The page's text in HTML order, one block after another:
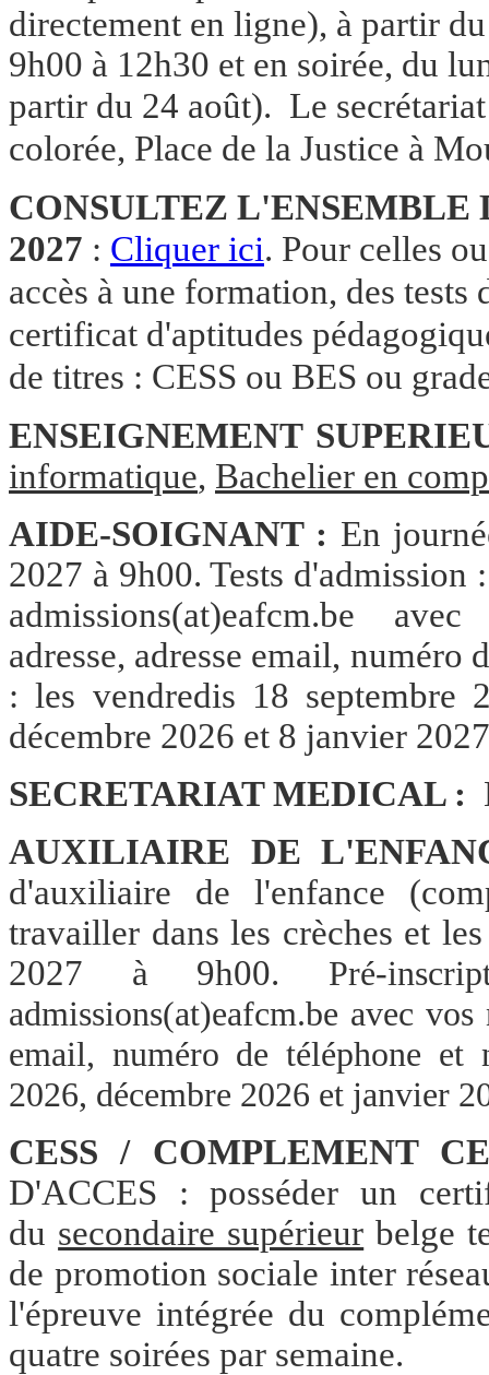
directement en ligne), à partir
9h00 à 12h30 et en soirée, du
partir du 24 août). Le
colorée, Place de la Justice à
CONSULTEZ L'ENSEMBLE
2027 : Cliquer ici. Pour celles
accès à une formation, des tests
certificat d'aptitudes
de titres : CESS ou BES ou
ENSEIGNEMENT
informatique, Bachelier en
AIDE-SOIGNANT : En
2027 à 9h00. Tests
admissions(at)eafcm.be
adresse, adresse email, numéro
: les vendredis 18 septembre
décembre 2026 et 8 janvier
SECRETARIAT MEDICAL :
AUXILIAIRE DE
d'auxiliaire de l'enfance
travailler dans les crèches et
2027 à 9h00. Pré-
admissions(at)eafcm.be avec vos
email, numéro de téléphone et
2026, décembre 2026 et janvier
CESS / COMPLEMENT
D'ACCES : posséder un
du secondaire supérieur belge
de promotion sociale inter
l'épreuve intégrée du
quatre soirées par semaine.